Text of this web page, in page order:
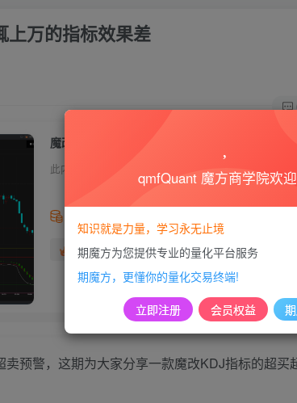
上万的指标效果差
魔改KDJ，并不比市面上动辄上万的指标效果差
此内容为付费资源，请付费后查看
99
黄金会员免费 超级会员免费
卖预警，这期为大家分享一款魔改KDJ指标的超买
qmfQuant 魔方商学院欢
知识就是力量，学习永无止境
期魔方为您提供专业的量化平台服务
期魔方，更懂你的量化交易终端!
立即注册 会员权益